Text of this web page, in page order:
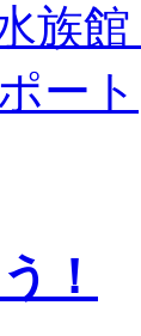
族
ート
！